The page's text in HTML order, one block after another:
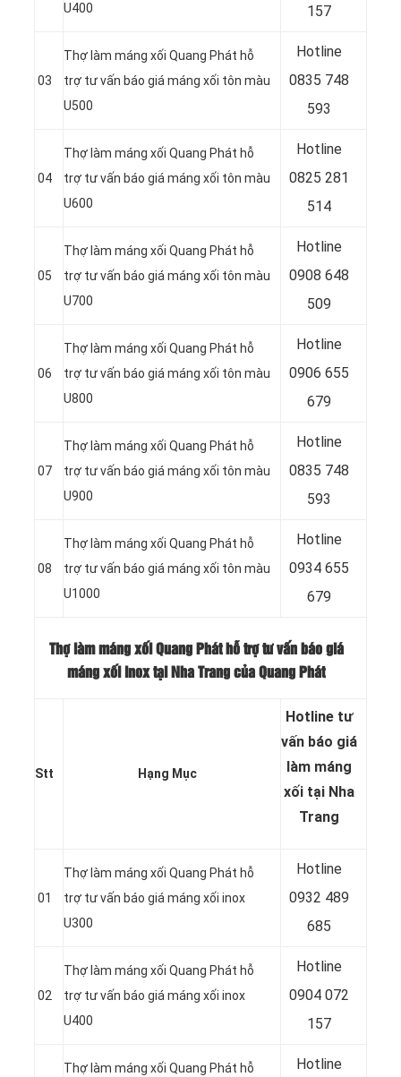
U400
157
03
Thợ làm máng xối Quang Phát hỗ
trợ tư vấn báo giá máng xối tôn màu
U500
Hotline
0835 748
593
04
Thợ làm máng xối Quang Phát hỗ
trợ tư vấn báo giá máng xối tôn màu
U600
Hotline
0825 281
514
05
Thợ làm máng xối Quang Phát hỗ
trợ tư vấn báo giá máng xối tôn màu
U700
Hotline
0908 648
509
06
Thợ làm máng xối Quang Phát hỗ
trợ tư vấn báo giá máng xối tôn màu
U800
Hotline
0906 655
679
07
Thợ làm máng xối Quang Phát hỗ
trợ tư vấn báo giá máng xối tôn màu
U900
Hotline
0835 748
593
08
Thợ làm máng xối Quang Phát hỗ
trợ tư vấn báo giá máng xối tôn màu
U1000
Hotline
0934 655
679
Thợ làm máng xối Quang Phát hỗ trợ tư vấn báo giá
máng xối inox tại Nha Trang của Quang Phát
Stt Hạng Mục
Hotline tư
vấn báo giá
làm máng
xối tại Nha
Trang
01
Thợ làm máng xối Quang Phát hỗ
trợ tư vấn báo giá máng xối inox
U300
Hotline
0932 489
685
02
Thợ làm máng xối Quang Phát hỗ
trợ tư vấn báo giá máng xối inox
U400
Hotline
0904 072
157
Thợ làm máng xối Quang Phát hỗ Hotline